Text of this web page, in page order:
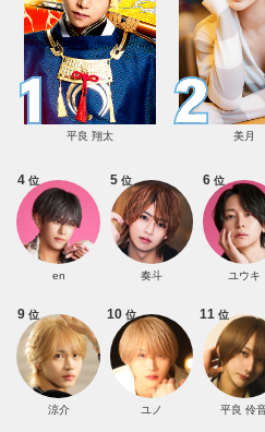
平良 翔太 美月
4 位
en
5 位
奏斗
6 位
ユウキ
9 位
涼介
10位
ユノ
11 位
平良 伶